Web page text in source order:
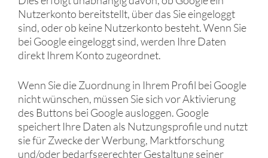
Nutzerkonto bereitstellt, über das Sie eingeloggt
sind, oder ob keine Nutzerkonto besteht. Wenn Sie
bei Google eingeloggt sind, werden Ihre Daten
direkt Ihrem Konto zugeordnet.
Wenn Sie die Zuordnung in Ihrem Profil bei Google
nicht wünschen, müssen Sie sich vor Aktivierung
des Buttons bei Google ausloggen. Google
speichert Ihre Daten als Nutzungsprofile und nutzt
sie für Zwecke der Werbung, Marktforschung
und/oder bedarfsgerechter Gestaltung seiner